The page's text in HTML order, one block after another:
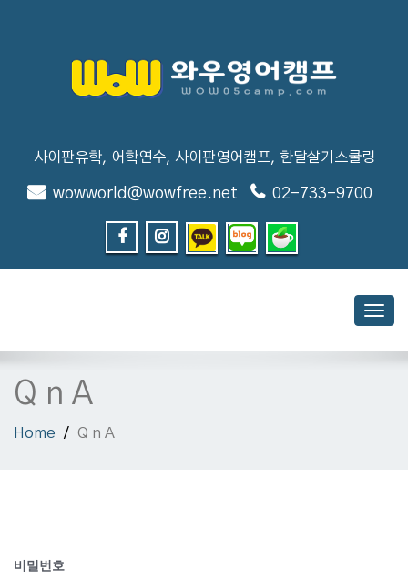
사이판유학, 어학연수, 사이판영어캠프, 한달살기스쿨링
wowworld@wowfree.net 02-733-9700
Q n A
Home Q n A
비밀번호